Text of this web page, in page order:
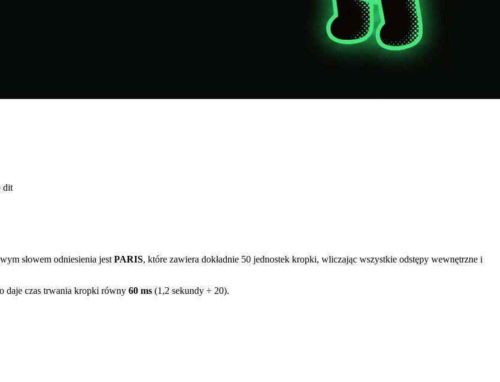
dit
słowem odniesienia jest PARIS, które zawiera dokładnie 50 jednostek kropki, wliczając wszystkie odstępy wewnętrzne i
daje czas trwania kropki równy 60 ms (1,2 sekundy ÷ 20).